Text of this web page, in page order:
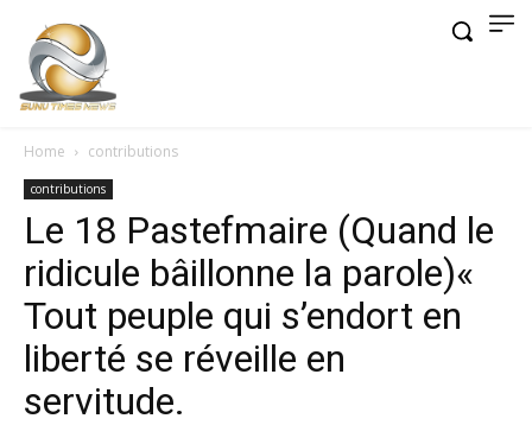
Home contributions
contributions
Le 18 Pastefmaire (Quand le
ridicule bâillonne la parole)«
Tout peuple qui s’endort en
liberté se réveille en
servitude.